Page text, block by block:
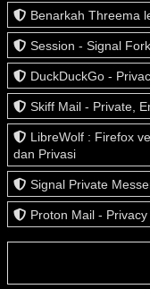
Benarkah Threema
Session - Signal
DuckDuckGo -
Skiff Mail - Private,
LibreWolf : Firefox
dan Privasi
Signal Private
Proton Mail -